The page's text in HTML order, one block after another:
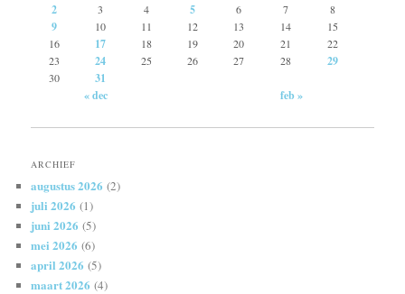
2 3 4 5 6 7 8
9 10 11 12 13 14
15
16
17 18 19 20 21
22
23
24 25 26 27 28 29
30
31
« dec
feb »
ARCHIEF
augustus 2026 (2)
juli 2026 (1)
juni 2026 (5)
mei 2026 (6)
april 2026 (5)
maart 2026 (4)